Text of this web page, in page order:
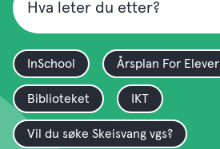
InSchool Årsplan For Elever
Biblioteket IKT
Vil du søke Skeisvang vgs?